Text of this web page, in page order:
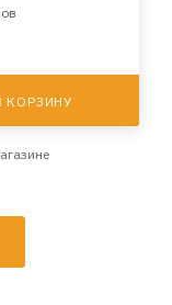
КОРЗИНУ